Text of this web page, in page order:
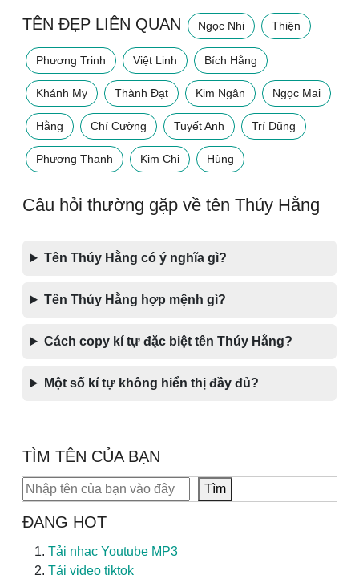
TÊN ĐẸP LIÊN QUAN Ngọc Nhi Thiện
Phương Trinh Việt Linh Bích Hằng
Khánh My Thành Đạt Kim Ngân Ngọc Mai
Hằng Chí Cường Tuyết Anh Trí Dũng
Phương Thanh Kim Chi Hùng
Câu hỏi thường gặp về tên Thúy Hằng
Tên Thúy Hằng có ý nghĩa gì?
Tên Thúy Hằng hợp mệnh gì?
Cách copy kí tự đặc biệt tên Thúy Hằng?
Một số kí tự không hiển thị đầy đủ?
TÌM TÊN CỦA BẠN
Tìm kiếm Tìm
ĐANG HOT
Tải nhạc Youtube MP3
Tải video tiktok